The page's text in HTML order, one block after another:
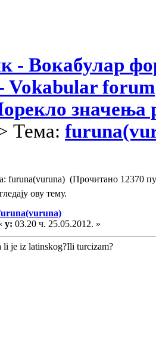
- Вокабулар
Vokabular forum
значења
Тема:
furuna(vuruna) (Прочитано 12370
ову тему.
у: 03.20 ч. 25.05.2012. »
li je iz latinskog?Ili turcizam?